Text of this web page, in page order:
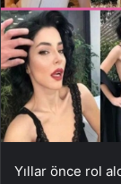
Yıllar önce rol